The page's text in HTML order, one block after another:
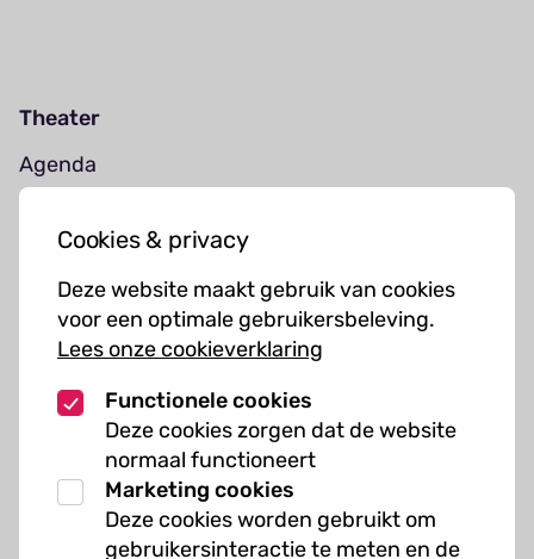
Cookies & privacy
Deze website maakt gebruik van cookies
voor een optimale gebruikersbeleving.
Lees onze cookieverklaring
Functionele cookies
Deze cookies zorgen dat de website
normaal functioneert
Marketing cookies
Deze cookies worden gebruikt om
gebruikersinteractie te meten en de
Theater
Agenda
Muziekcursussen
Kunst cursussen
Over ons
Organisatie
Werken bij Kielzog
Veelgestelde vragen